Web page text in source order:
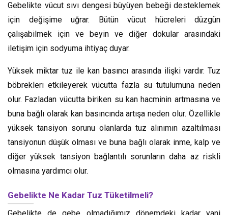
Gebelikte vücut sıvı dengesi büyüyen bebeği desteklemek
için değişime uğrar. Bütün vücut hücreleri düzgün
çalışabilmek için ve beyin ve diğer dokular arasındaki
iletişim için sodyuma ihtiyaç duyar.
Yüksek miktar tuz ile kan basıncı arasında ilişki vardır. Tuz
böbrekleri etkileyerek vücutta fazla su tutulumuna neden
olur. Fazladan vücutta biriken su kan hacminin artmasına ve
buna bağlı olarak kan basıncında artışa neden olur. Özellikle
yüksek tansiyon sorunu olanlarda tuz alınımın azaltılması
tansiyonun düşük olması ve buna bağlı olarak inme, kalp ve
diğer yüksek tansiyon bağlantılı sorunların daha az riskli
olmasına yardımcı olur.
Gebelikte Ne Kadar Tuz Tüketilmeli?